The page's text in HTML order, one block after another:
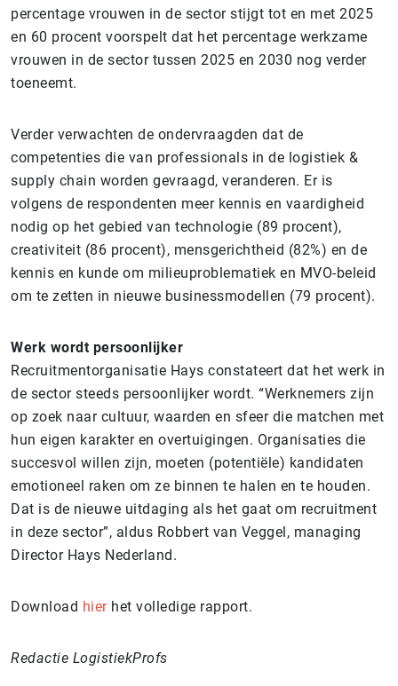
percentage vrouwen in de sector stijgt tot en met 2025
en 60 procent voorspelt dat het percentage werkzame
vrouwen in de sector tussen 2025 en 2030 nog verder
toeneemt.
Verder verwachten de ondervraagden dat de
competenties die van professionals in de logistiek &
supply chain worden gevraagd, veranderen. Er is
volgens de respondenten meer kennis en vaardigheid
nodig op het gebied van technologie (89 procent),
creativiteit (86 procent), mensgerichtheid (82%) en de
kennis en kunde om milieuproblematiek en MVO-beleid
om te zetten in nieuwe businessmodellen (79 procent).
Werk wordt persoonlijker
Recruitmentorganisatie Hays constateert dat het werk in
de sector steeds persoonlijker wordt. “Werknemers zijn
op zoek naar cultuur, waarden en sfeer die matchen met
hun eigen karakter en overtuigingen. Organisaties die
succesvol willen zijn, moeten (potentiële) kandidaten
emotioneel raken om ze binnen te halen en te houden.
Dat is de nieuwe uitdaging als het gaat om recruitment
in deze sector”, aldus Robbert van Veggel, managing
Director Hays Nederland.
Download hierhet volledige rapport.
Redactie LogistiekProfs